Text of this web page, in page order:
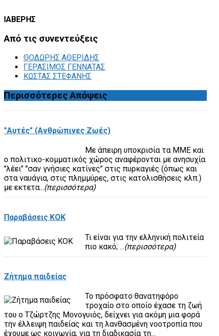
ΙΑΒΕΡΗΣ
Από τις συνεντεύξεις
ΘΟΔΩΡΗΣ ΑΘΕΡΙΔΗΣ
ΓΕΡΑΣΙΜΟΣ ΓΕΝΝΑΤΑΣ
ΚΩΣΤΑΣ ΣΤΕΦΑΝΗΣ
ΠερισσότερεςΑπόψεις
"Αυτές" (Ανθρώπινες Ζωές)
Με άπειρη υποκρισία τα ΜΜΕ και
ο πολιτικο-κομματικός χώρος αναφέρονται με ανησυχία
"λέει" "σαν γνήσιες κατίνες" στις πυρκαγιές (όπως και
στα ναυάγια, στις πλημμύρες, στις κατολισθήσεις κλπ.)
με εκτετα...(περισσότερα)
Παραβάσεις ΚΟΚ
Τι είναι για την ελληνική πολιτεία
πιο κακό; ...(περισσότερα)
Ζήτημα παιδείας
Το πρόσφατο θανατηφόρο
τροχαίο στο οποίο έχασε τη ζωή
του ο Τζώρτζης Μονογυιός, δείχνει για ακόμη μια φορά
την έλλειψη παιδείας και τη λανθασμένη νοοτροπία που
έχουμε ως κοινωνία, για τη διαδικασία τη...